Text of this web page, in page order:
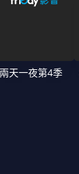
兩天一夜第4季